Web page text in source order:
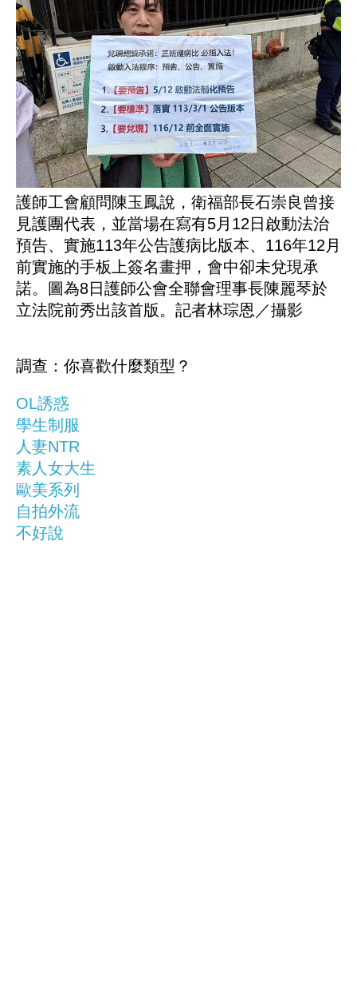
護師工會顧問陳玉鳳說，衛福部長石崇良曾接
見護團代表，並當場在寫有5月12日啟動法治
預告、實施113年公告護病比版本、116年12月
前實施的手板上簽名畫押，會中卻未兌現承
諾。圖為8日護師公會全聯會理事長陳麗琴於
立法院前秀出該首版。記者林琮恩／攝影
調查：你喜歡什麼類型？
OL誘惑
學生制服
人妻NTR
素人女大生
歐美系列
自拍外流
不好說